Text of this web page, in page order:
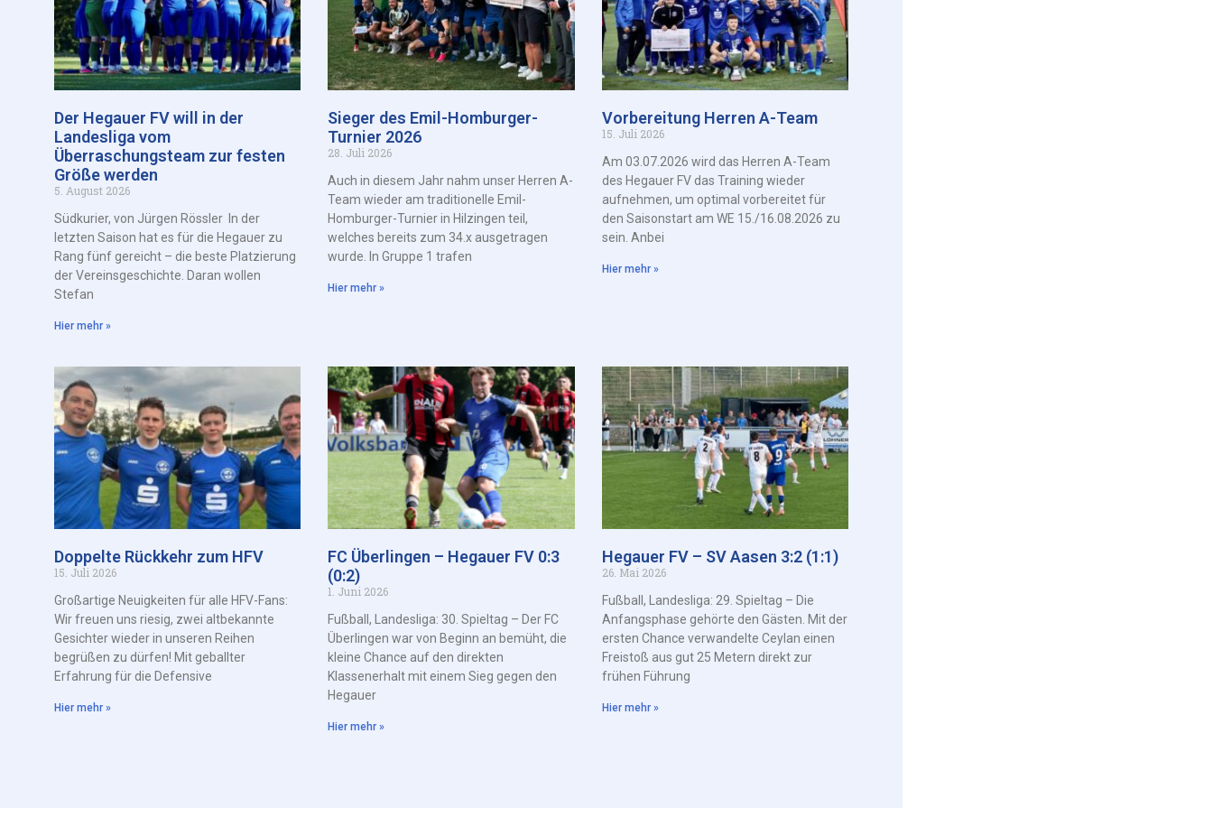
Der Hegauer FV will in der
Landesliga vom
Überraschungsteam zur festen
Größe werden
5. August 2026
Südkurier, von Jürgen Rössler In der
letzten Saison hat es für die Hegauer zu
Rang fünf gereicht – die beste Platzierung
der Vereinsgeschichte. Daran wollen
Stefan
Hier mehr »
Sieger des Emil-Homburger-
Turnier 2026
28. Juli 2026
Auch in diesem Jahr nahm unser Herren A-
Team wieder am traditionelle Emil-
Homburger-Turnier in Hilzingen teil,
welches bereits zum 34.x ausgetragen
wurde. In Gruppe 1 trafen
Hier mehr »
Vorbereitung Herren A-Team
15. Juli 2026
Am 03.07.2026 wird das Herren A-Team
des Hegauer FV das Training wieder
aufnehmen, um optimal vorbereitet für
den Saisonstart am WE 15./16.08.2026 zu
sein. Anbei
Hier mehr »
Doppelte Rückkehr zum HFV
15. Juli 2026
Großartige Neuigkeiten für alle HFV-Fans:
Wir freuen uns riesig, zwei altbekannte
Gesichter wieder in unseren Reihen
begrüßen zu dürfen! Mit geballter
Erfahrung für die Defensive
Hier mehr »
FC Überlingen – Hegauer FV 0:3
(0:2)
1. Juni 2026
Fußball, Landesliga: 30. Spieltag – Der FC
Überlingen war von Beginn an bemüht, die
kleine Chance auf den direkten
Klassenerhalt mit einem Sieg gegen den
Hegauer
Hier mehr »
Hegauer FV – SV Aasen 3:2 (1:1)
26. Mai 2026
Fußball, Landesliga: 29. Spieltag – Die
Anfangsphase gehörte den Gästen. Mit der
ersten Chance verwandelte Ceylan einen
Freistoß aus gut 25 Metern direkt zur
frühen Führung
Hier mehr »